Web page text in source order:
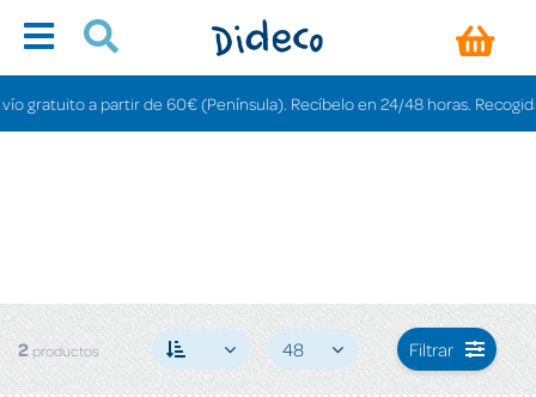
gratuito a partir de 60€ (Península). Recíbelo en 24/48 horas. Recogida
2productos 48 Filtrar